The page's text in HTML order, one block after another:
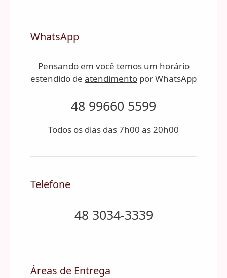
WhatsApp
Pensando em você temos um horário
estendido de atendimento por WhatsApp
48 99660 5599
Todos os dias das 7h00 as 20h00
Telefone
48 3034-3339
Áreas de Entrega